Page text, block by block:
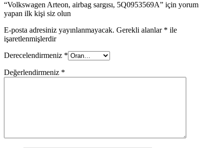
“Volkswagen Arteon, airbag sargısı, 5Q0953569A” için yorum
yapan ilk kişi siz olun
E-posta adresiniz yayınlanmayacak. Gerekli alanlar * ile
işaretlenmişlerdir
Derecelendirmeniz *
Değerlendirmeniz *